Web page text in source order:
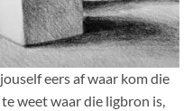
eers af waar kom die
weet waar die ligbron is,